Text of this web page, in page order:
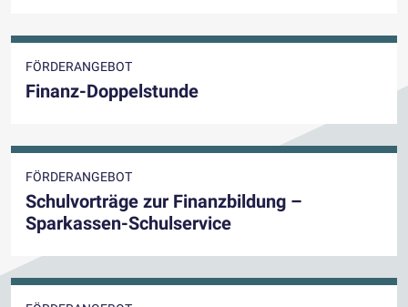
FÖRDERANGEBOT
Finanz-Doppelstunde
FÖRDERANGEBOT
Schulvorträge zur Finanzbildung –
Sparkassen-Schulservice